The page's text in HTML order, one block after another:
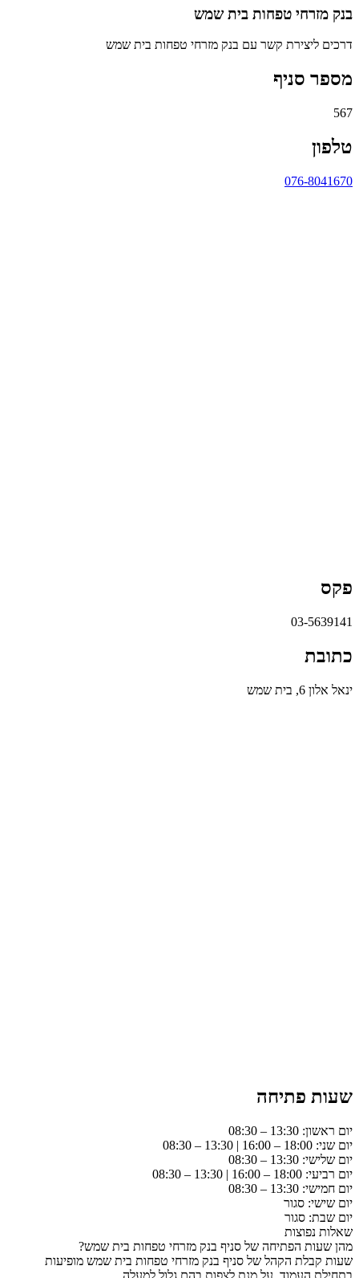
בנק מזרחי טפחות בית שמש
דרכים ליצירת קשר עם בנק מזרחי טפחות בית שמש
מספר סניף
567
טלפון
076-8041670
פקס
03-5639141
כתובת
ינאל אלון 6, בית שמש
שעות פתיחה
יום ראשון: 13:30 – 08:30
יום שני: 18:00 – 16:00 | 13:30 – 08:30
יום שלישי: 13:30 – 08:30
יום רביעי: 18:00 – 16:00 | 13:30 – 08:30
יום חמישי: 13:30 – 08:30
יום שישי: סגור
יום שבת: סגור
שאלות נפוצות
מהן שעות הפתיחה של סניף בנק מזרחי טפחות בית שמש?
שעות קבלת הקהל של סניף בנק מזרחי טפחות בית שמש מופיעות
בתחילת העמוד, על מנת לצפות בהם גלול למעלה.